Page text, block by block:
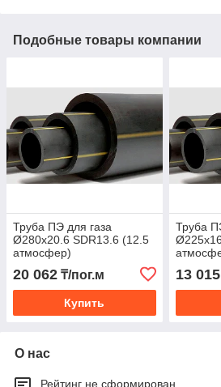
Подобные товары компании
Труба ПЭ для газа
Ø280х20.6 SDR13.6 (12.5
атмосфер)
20 062 ₸/пог.м
Купить
Труба
13 015
О нас
Рейтинг не сформирован